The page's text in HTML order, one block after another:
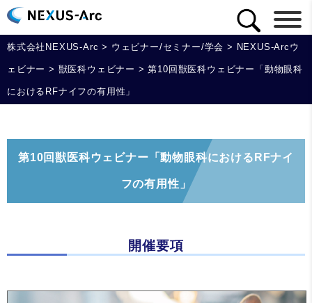
株式会社NEXUS-Arc > ウェビナー/セミナー/学会 > NEXUS-Arcウ
ェビナー > 獣医科ウェビナー >第10回獣医科ウェビナー「動物眼科
におけるRFナイフの有用性」
第10回獣医科ウェビナー「動物眼科におけるRFナイ
フの有用性」
開催要項